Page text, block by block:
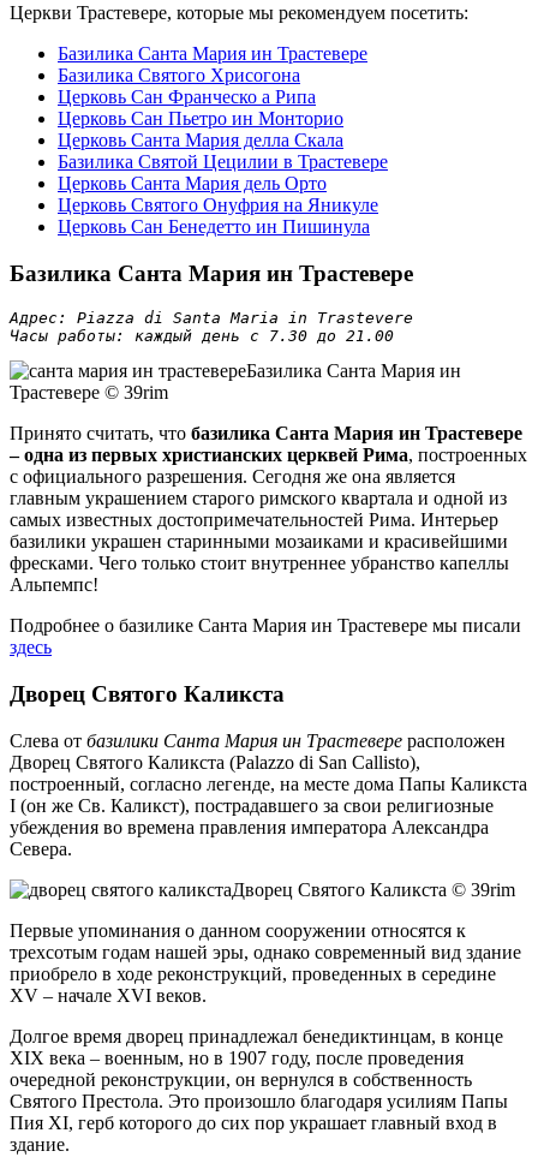
Церкви Трастевере, которые мы рекомендуем посетить:
Базилика Санта Мария ин Трастевере
Базилика Святого Хрисогона
Церковь Сан Франческо а Рипа
Церковь Сан Пьетро ин Монторио
Церковь Санта Мария делла Скала
Базилика Святой Цецилии в Трастевере
Церковь Санта Мария дель Орто
Церковь Святого Онуфрия на Яникуле
Церковь Сан Бенедетто ин Пишинула
Базилика Санта Мария ин Трастевере
Адрес: Piazza di Santa Maria in Trastevere
Часы работы: каждый день с 7.30 до 21.00
Базилика Санта Мария ин
Трастевере © 39rim
Принято считать, что базилика Санта Мария ин Трастевере
– одна из первых христианских церквей Рима, построенных
с официального разрешения. Сегодня же она является
главным украшением старого римского квартала и одной из
самых известных достопримечательностей Рима. Интерьер
базилики украшен старинными мозаиками и красивейшими
фресками. Чего только стоит внутреннее убранство капеллы
Альпемпс!
Подробнее о базилике Санта Мария ин Трастевере мы писали
здесь
Дворец Святого Каликста
Слева от базилики Санта Мария ин Трастевере расположен
Дворец Святого Каликста (Palazzo di San Callisto),
построенный, согласно легенде, на месте дома Папы Каликста
I (он же Св. Каликст), пострадавшего за свои религиозные
убеждения во времена правления императора Александра
Севера.
Дворец Святого Каликста © 39rim
Первые упоминания о данном сооружении относятся к
трехсотым годам нашей эры, однако современный вид здание
приобрело в ходе реконструкций, проведенных в середине
XV – начале XVI веков.
Долгое время дворец принадлежал бенедиктинцам, в конце
XIX века – военным, но в 1907 году, после проведения
очередной реконструкции, он вернулся в собственность
Святого Престола. Это произошло благодаря усилиям Папы
Пия XI, герб которого до сих пор украшает главный вход в
здание.